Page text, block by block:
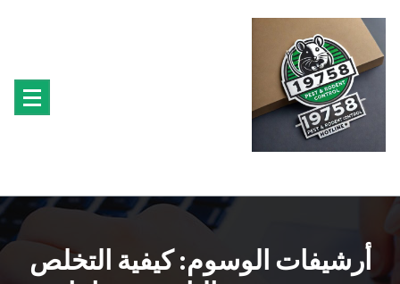
أرشيفات الوسوم: كيفية التخلص